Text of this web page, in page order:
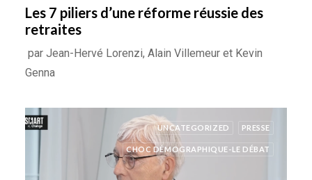
Les 7 piliers d’une réforme réussie des
retraites
par Jean-Hervé Lorenzi, Alain Villemeur et Kevin
Genna
UNCATEGORIZED PRESSE
CHOC DÉMOGRAPHIQUE-LE DÉBAT